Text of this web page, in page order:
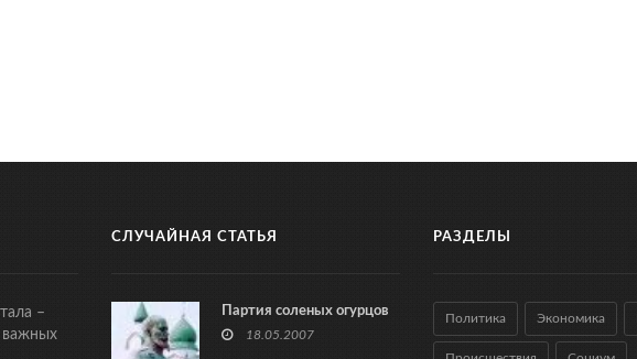
–
важных
СЛУЧАЙНАЯ СТАТЬЯ
Партия соленых огурцов
18.05.2007
РАЗДЕЛЫ
Политика Экономика